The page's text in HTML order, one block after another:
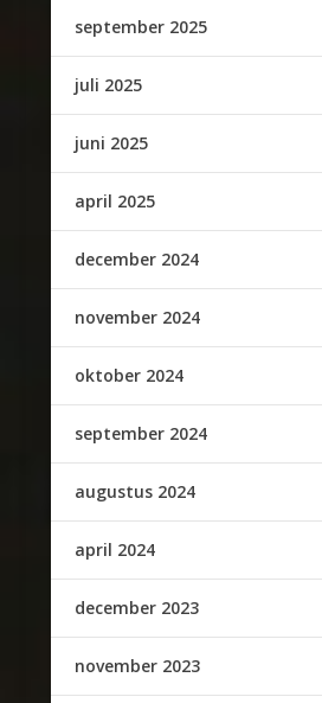
september 2025
juli 2025
juni 2025
april 2025
december 2024
november 2024
oktober 2024
september 2024
augustus 2024
april 2024
december 2023
november 2023